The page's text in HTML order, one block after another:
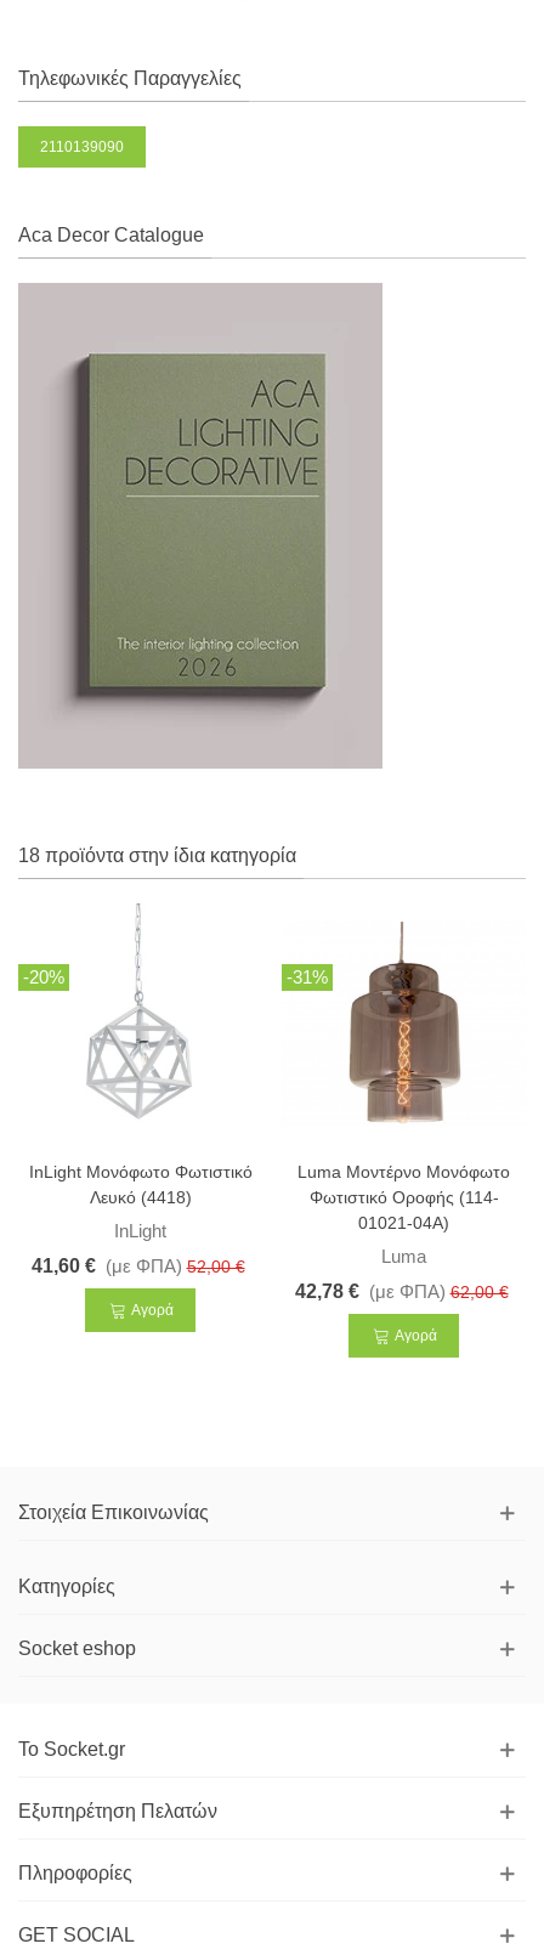
Τηλεφωνικές Παραγγελίες
2110139090
Aca Decor Catalogue
18 προϊόντα στην ίδια κατηγορία
-20%
InLight Μονόφωτο Φωτιστικό
Λευκό (4418)
InLight
41,60 € (με ΦΠΑ) 52,00 €
Αγορά
-31%
Luma Μοντέρνο Μονόφωτο
Φωτιστικό Οροφής (114-
01021-04A)
Luma
42,78 € (με ΦΠΑ) 62,00 €
Αγορά
Στοιχεία Επικοινωνίας
Κατηγορίες
Socket eshop
Το Socket.gr
Εξυπηρέτηση Πελατών
Πληροφορίες
GET SOCIAL